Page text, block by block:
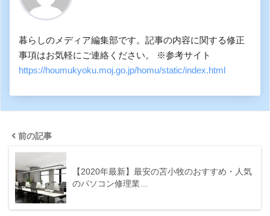
暮らしのメディア編集部です。記事の内容に関する修正
事項はお気軽にご連絡ください。 ※参考サイト
https://houmukyoku.moj.go.jp/homu/static/index.html
前の記事
【2020年最新】最安の苫小牧のおすすめ・人気
のパソコン修理業…